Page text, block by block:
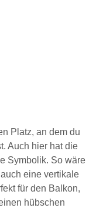
Platz, an dem du
Auch hier hat die
Symbolik. So wäre
eine vertikale
für den Balkon,
hübschen